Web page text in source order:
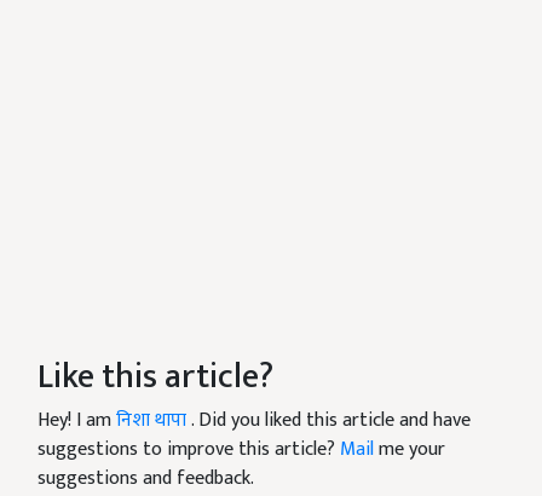
Like this article?
Hey! I amनिशा थापा. Did you liked this article and have
suggestions to improve this article? Mailme your
suggestions and feedback.